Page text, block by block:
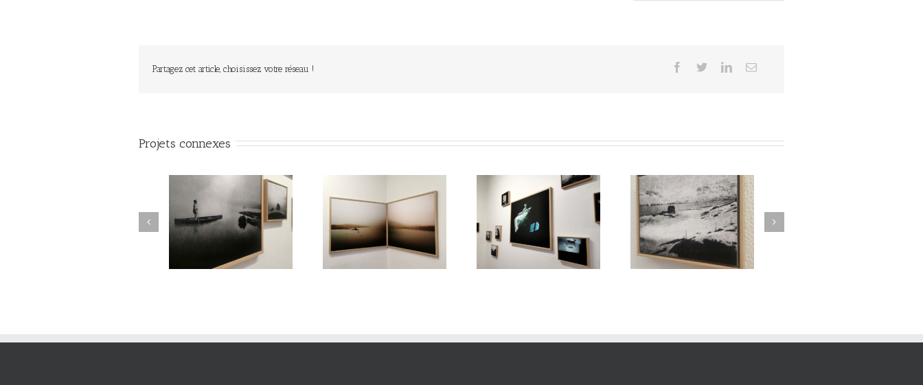
Partagez cet article, choisissez votre réseau !
Projets connexes
Réseau Lux # 1 / Itinéraires
des Photographes Voyageurs
Le Murmure des Égarés /
Réseau Lux # 1 / Itinéraires
des Photographes Voyageurs
/ Paris Novembre-décembre
2024
Le Murmure des Égarés /
des Photographes Voyageurs
/ Paris Novembre-décembre
2024
Le Murmure des Égarés /
Réseau Lux # 1 / Itinéraires
des Photographes Voyageurs
/ Paris Novembre-décembre
2024
Le Murmure des Égarés /
Réseau Lux # 1 / Itinéraires
des Photographes Voyageurs
/ Paris Novembre-décembre